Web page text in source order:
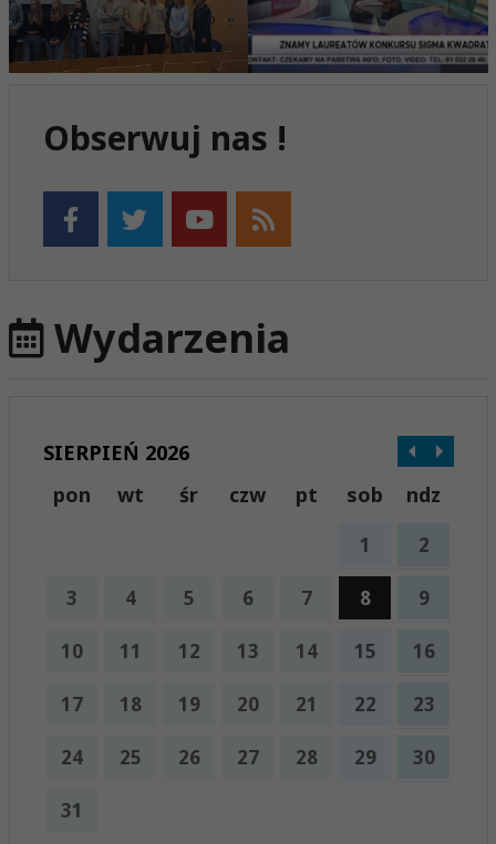
Obserwuj nas !
Wydarzenia
SIERPIEŃ 2026
pon
wt śr czw pt sob ndz
1 2
3 4 5 6 7 8 9
10 11 12 13 14 15 16
17 18 19 20 21 22 23
24 25 26 27 28 29 30
31